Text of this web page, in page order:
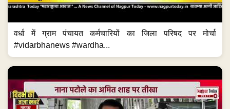
वर्धा में ग्राम पंचायत कर्मचारियों का जिला परिषद पर मोर्चा
#vidarbhanews #wardha...